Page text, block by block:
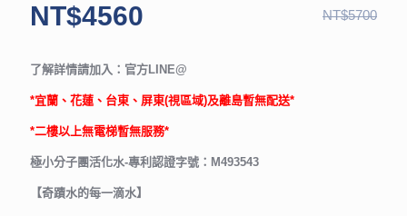
NT$5700
NT$4560
了解詳情請加入： 官方LINE@
*宜蘭、花蓮 、台東、屏東(視區域)及離島暫無配送*
*二樓以上無電梯暫無服務*
極小分子團活化水-專利認證字號：M493543
【奇蹟水的每一滴水】